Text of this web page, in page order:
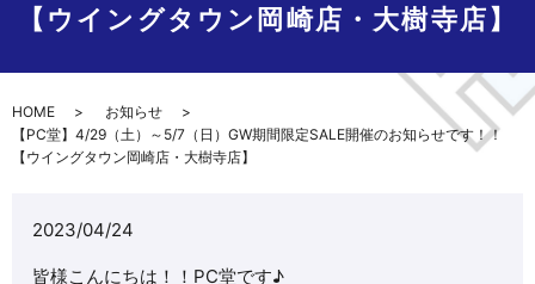
【ウイングタウン岡崎店・大樹寺店】
HOME
お知らせ
【PC堂】4/29（土）～5/7（日）GW期間限定SALE開催のお知らせです！！
【ウイングタウン岡崎店・大樹寺店】
2023/04/24
皆様こんにちは！！PC堂です♪